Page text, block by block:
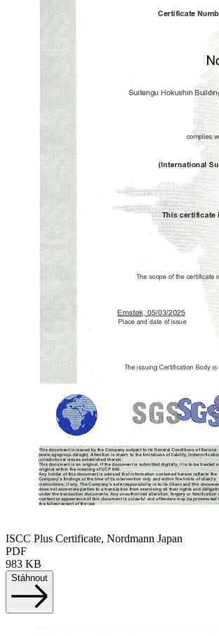
ISCC Plus Certificate, Nordmann Japan
PDF
983 KB
Stáhnout